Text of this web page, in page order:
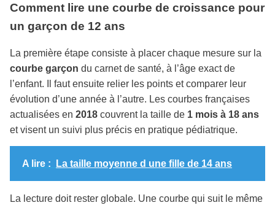
Comment lire une courbe de croissance pour
un garçon de 12 ans
La première étape consiste à placer chaque mesure sur la
courbe garçon du carnet de santé, à l’âge exact de
l’enfant. Il faut ensuite relier les points et comparer leur
évolution d’une année à l’autre. Les courbes françaises
actualisées en 2018 couvrent la taille de 1 mois à 18 ans
et visent un suivi plus précis en pratique pédiatrique.
A lire : La taille moyenne d une fille de 14 ans
La lecture doit rester globale. Une courbe qui suit le même